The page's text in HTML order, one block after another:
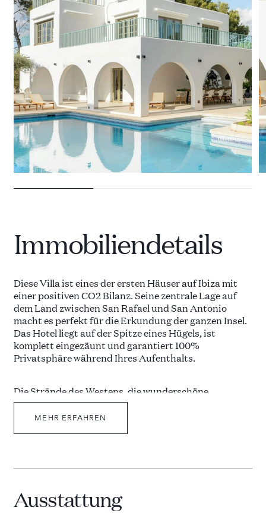
28 VILLEN ZU VERMIETEN
Immobiliendetails
Diese Villa ist eines der ersten Häuser auf Ibiza mit
einer positiven CO2 Bilanz. Seine zentrale Lage auf
dem Land zwischen San Rafael und San Antonio
macht es perfekt für die Erkundung der ganzen Insel.
Das Hotel liegt auf der Spitze eines Hügels, ist
komplett eingezäunt und garantiert 100%
Privatsphäre während Ihres Aufenthalts.
Die Strände des Westens, die wunderschöne
Sonnenuntergänge bieten, sind 10 bis 15 Minuten
entfernt, ebenso wie die ibizenkischen Städte Santa
bestehen.
Im Außenbereich bietet ein großer 60 m2 großer Pool,
umgeben von luxuriösen Sonnenliegen, Erfrischung
MEHR ERFAHREN
Ausstattung